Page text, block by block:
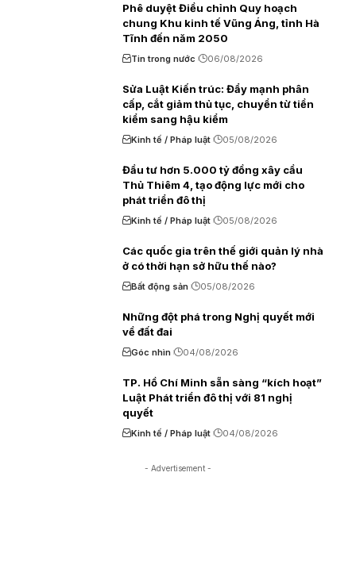
Phê duyệt Điều chỉnh Quy hoạch
chung Khu kinh tế Vũng Áng, tỉnh Hà
Tĩnh đến năm 2050
Tin trong nước 06/08/2026
Sửa Luật Kiến trúc: Đẩy mạnh phân
cấp, cắt giảm thủ tục, chuyển từ tiền
kiểm sang hậu kiểm
Kinh tế / Pháp luật 05/08/2026
Đầu tư hơn 5.000 tỷ đồng xây cầu
Thủ Thiêm 4, tạo động lực mới cho
phát triển đô thị
Kinh tế / Pháp luật 05/08/2026
Các quốc gia trên thế giới quản lý nhà
ở có thời hạn sở hữu thế nào?
Bất động sản 05/08/2026
Những đột phá trong Nghị quyết mới
về đất đai
Góc nhìn 04/08/2026
TP. Hồ Chí Minh sẵn sàng “kích hoạt”
Luật Phát triển đô thị với 81 nghị
quyết
Kinh tế / Pháp luật 04/08/2026
- Advertisement -